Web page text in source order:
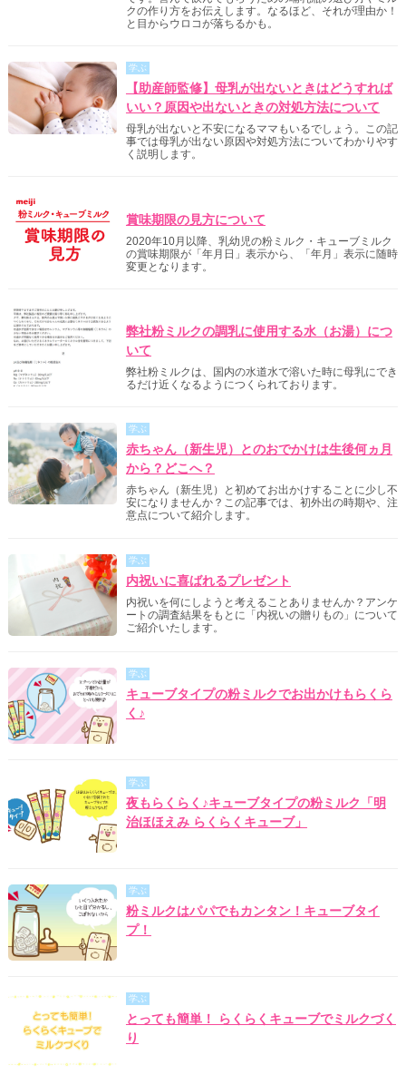
クの作り方をお伝えします。なるほど、それが理由か！
と目からウロコが落ちるかも。
学ぶ
【助産師監修】母乳が出ないときはどうすれば
いい？原因や出ないときの対処方法について
母乳が出ないと不安になるママもいるでしょう。この記
事では母乳が出ない原因や対処方法についてわかりやす
く説明します。
賞味期限の見方について
2020年10月以降、乳幼児の粉ミルク・キューブミルク
の賞味期限が「年月日」表示から、「年月」表示に随時
変更となります。
弊社粉ミルクの調乳に使用する水（お湯）につ
いて
弊社粉ミルクは、国内の水道水で溶いた時に母乳にでき
るだけ近くなるようにつくられております。
学ぶ
赤ちゃん（新生児）とのおでかけは生後何ヵ月
から？どこへ？
赤ちゃん（新生児）と初めてお出かけすることに少し不
安になりませんか？この記事では、初外出の時期や、注
意点について紹介します。
学ぶ
内祝いに喜ばれるプレゼント
内祝いを何にしようと考えることありませんか？アンケ
ートの調査結果をもとに「内祝いの贈りもの」について
ご紹介いたします。
学ぶ
キューブタイプの粉ミルクでお出かけもらくら
く♪
学ぶ
夜もらくらく♪キューブタイプの粉ミルク「明
治ほほえみ らくらくキューブ」
学ぶ
粉ミルクはパパでもカンタン！キューブタイ
プ！
学ぶ
とっても簡単！ らくらくキューブでミルクづく
り